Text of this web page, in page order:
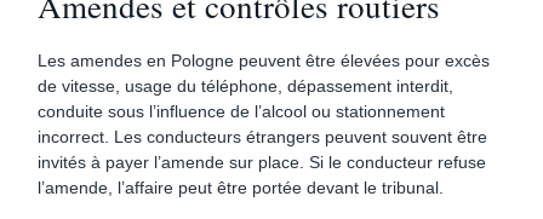
Les amendes en Pologne peuvent être élevées pour excès
de vitesse, usage du téléphone, dépassement interdit,
conduite sous l’influence de l’alcool ou stationnement
incorrect. Les conducteurs étrangers peuvent souvent être
invités à payer l’amende sur place. Si le conducteur refuse
l’amende, l’affaire peut être portée devant le tribunal.